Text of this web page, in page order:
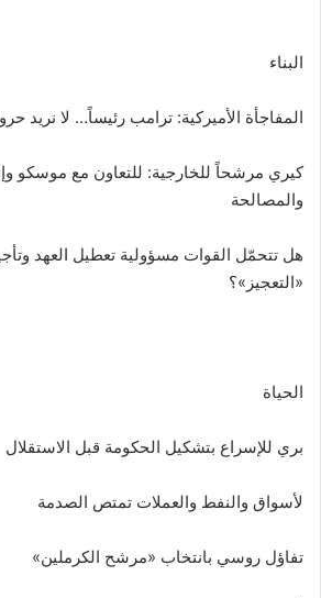
البناء
المفاجأة الأميركية: ترامب رئيساً… لا نريد
كيري مرشحاً للخارجية: للتعاون مع موسكو
والمصالحة
هل تتحمّل القوات مسؤولية تعطيل العهد
«التعجيز»؟
الحياة
بري للإسراع بتشكيل الحكومة قبل الاستقلال
لأسواق والنفط والعملات تمتص الصدمة
تفاؤل روسي بانتخاب «مرشح الكرملين»